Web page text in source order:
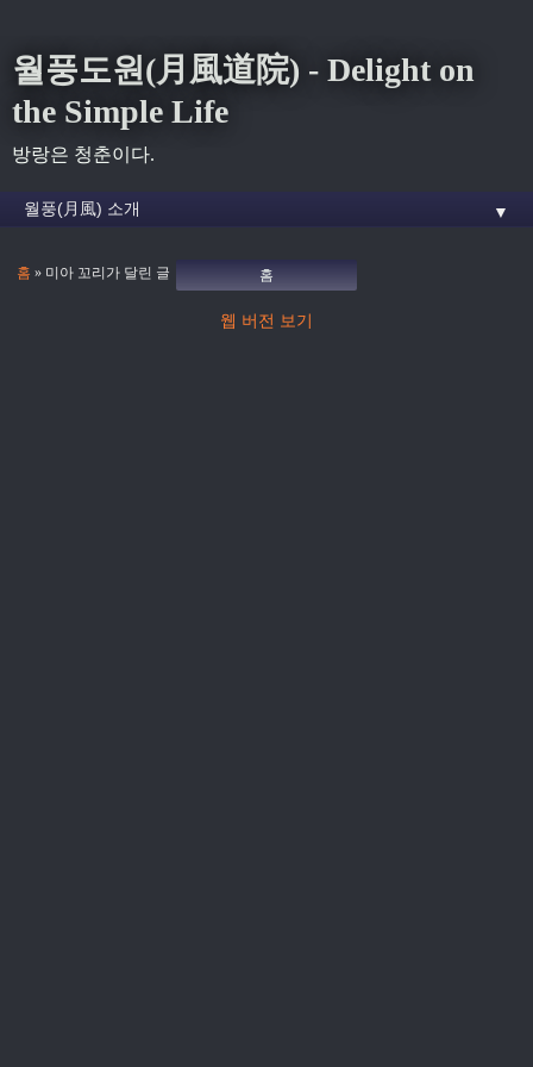
월풍도원(月風道院) - Delight on
the Simple Life
방랑은 청춘이다.
▼
홈 » 미아 꼬리가 달린 글 홈
웹 버전 보기